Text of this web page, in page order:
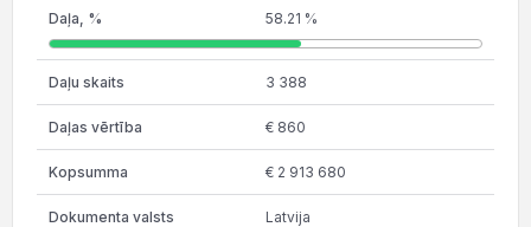
58.21 %
3 388
€ 860
€ 2 913 680
Latvija